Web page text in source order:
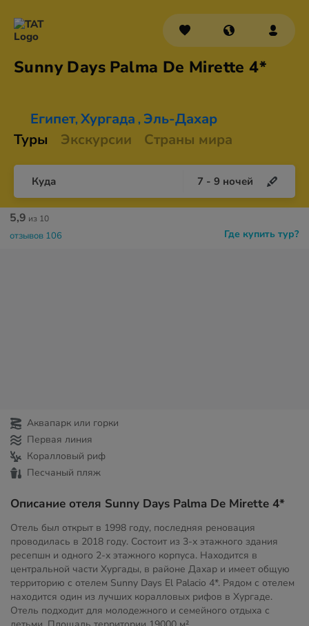
Sunny Days Palma De Mirette 4*
Египет, Хургада , Эль-Дахар
Туры
Экскурсии Страны мира
Куда 7 - 9 ночей
Где купить тур?
5,9 из 10
отзывов 106
Аквапарк или горки
Первая линия
Коралловый риф
Песчаный пляж
Описание отеля Sunny Days Palma De Mirette 4*
Отель был открыт в 1998 году, последняя реновация
проводилась в 2018 году. Состоит из 3-х этажного здания
ресепшн и одного 2-х этажного корпуса. Находится в
центральной части Хургады, в районе Дахар и имеет общую
территорию с отелем Sunny Days El Palacio 4*. Рядом с отелем
находится один из лучших коралловых рифов в Хургаде.
Отель подходит для молодежного и семейного отдыха с